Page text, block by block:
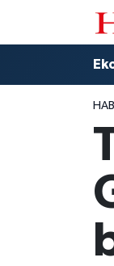
Ekonomi
Gündem
Politika
Hava
Trafik
Süper Lig
Tüm
Son